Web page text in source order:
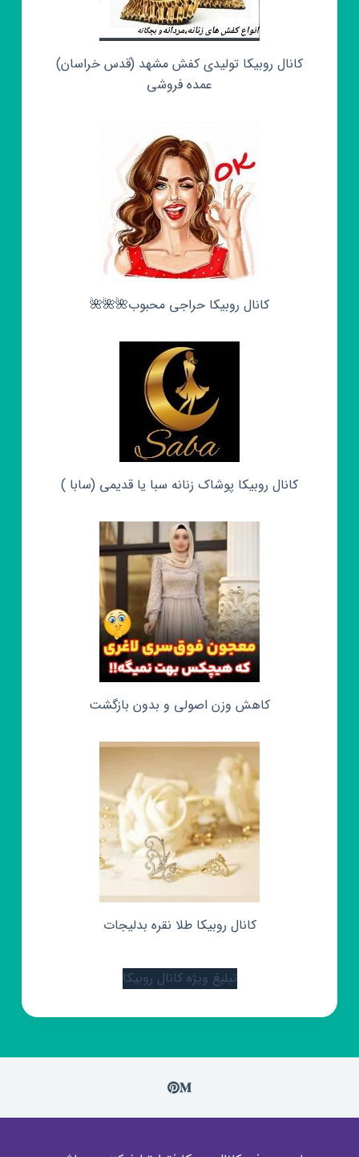
کانال روبیکا تولیدی کفش مشهد (قدس خراسان)
عمده فروشی
کانال روبیکا حراجی محبوب🌺🌺🌺
کانال روبیکا پوشاک زنانه سبا یا قدیمی (سابا )
کاهش وزن اصولی و بدون بازگشت
کانال روبیکا طلا نقره بدلیجات
تبلیغ ویژه کانال روبیکا